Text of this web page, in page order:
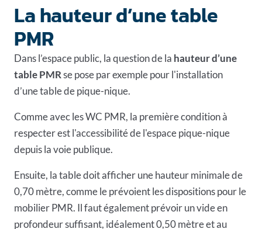
La hauteur d’une table
PMR
Dans l’espace public, la question de la hauteur d’une
table PMRse pose par exemple pour l'installation
d’une table de pique-nique.
Comme avec les WC PMR, la première condition à
respecter est l'accessibilité de l'espace pique-nique
depuis la voie publique.
Ensuite, la table doit afficher une hauteur minimale de
0,70 mètre, comme le prévoient les dispositions pour le
mobilier PMR. Il faut également prévoir un vide en
profondeur suffisant, idéalement 0,50 mètre et au